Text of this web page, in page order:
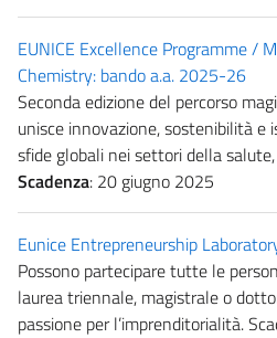
EUNICE Excellence Programme /
Chemistry: bando a.a. 2025-26
Seconda edizione del percorso
unisce innovazione, sostenibilità e
sfide globali nei settori della
Scadenza: 20 giugno 2025
Eunice Entrepreneurship
Possono partecipare tutte le
laurea triennale, magistrale o
passione per l’imprenditorialità.